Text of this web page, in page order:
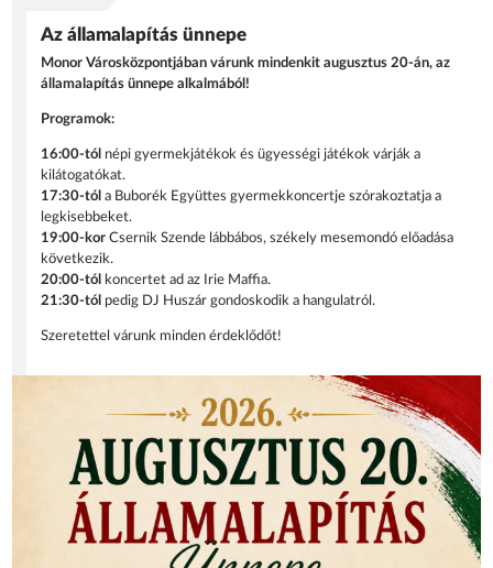
Az államalapítás ünnepe
Monor Városközpontjában várunk mindenkit augusztus 20-án, az
államalapítás ünnepe alkalmából!
Programok:
16:00-tól népi gyermekjátékok és ügyességi játékok várják a
kilátogatókat.
17:30-tól a Buborék Együttes gyermekkoncertje szórakoztatja a
legkisebbeket.
19:00-korCsernik Szende lábbábos, székely mesemondó előadása
következik.
20:00-tól
koncertet ad az Irie Maffia.
21:30-tól pedig DJ Huszár gondoskodik a hangulatról.
Szeretettel várunk minden érdeklődőt!